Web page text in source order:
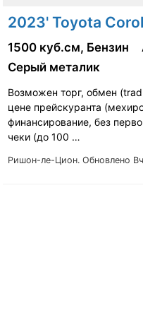
2023' Toyota
Ришон-ле-Цион. Обновлено
1500 куб.см, Бензин
Серый металик
Возможен торг, обмен
цене прейскуранта
финансирование, без
чеки (до 100 …